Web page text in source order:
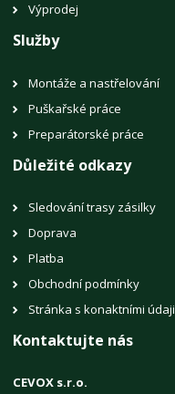
Výprodej
Služby
Montáže a nastřelování
Puškařské práce
Preparátorské práce
Důležité odkazy
Sledování trasy zásilky
Doprava
Platba
Obchodní podmínky
Stránka s konaktními údaji
Kontaktujte nás
CEVOX s.r.o.